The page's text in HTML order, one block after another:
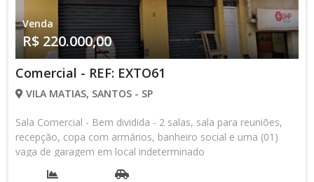
Venda
R$ 220.000,00
Comercial - REF: EXTO61
VILA MATIAS, SANTOS - SP
Sala Comercial - Bem dividida - 2 salas, sala para reuniões,
recepção, copa com armários, banheiro social e uma (01)
vaga de garagem em local indeterminado